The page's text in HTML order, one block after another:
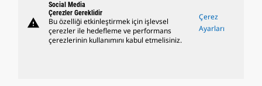
warning
Social Media
Çerezler Gereklidir
Bu özelliği etkinleştirmek için işlevsel
çerezler ile hedefleme ve performans
çerezlerinin kullanımını kabul etmelisiniz.
Çerez
Ayarları